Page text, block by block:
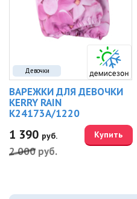
Девочки
ВАРЕЖКИ ДЛЯ ДЕВОЧКИ
KERRY RAIN
K24173A/1220
1 390 руб.
2 000 руб.
Купить